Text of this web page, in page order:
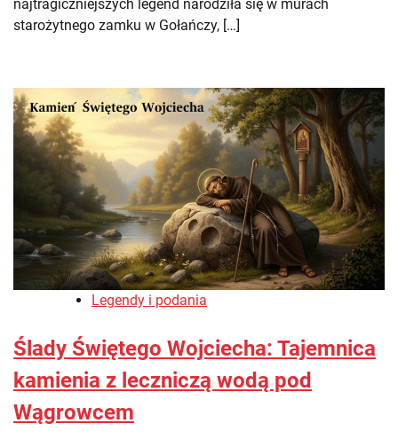
najtragiczniejszych legend narodziła się w murach
starożytnego zamku w Gołańczy, […]
Legendy i podania
Ślady Świętego Wojciecha: Tajemnica
kamienia z leczniczą wodą pod
Wągrowcem